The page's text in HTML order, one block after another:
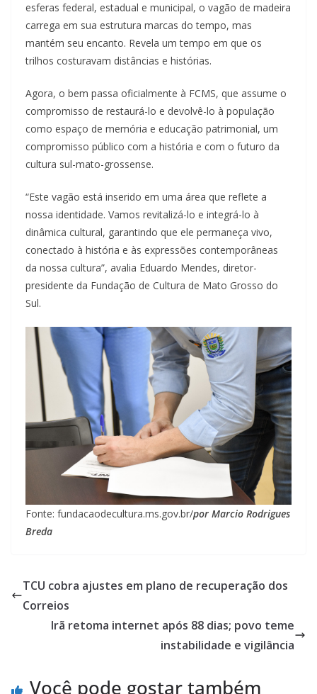
esferas federal, estadual e municipal, o vagão de madeira
carrega em sua estrutura marcas do tempo, mas
mantém seu encanto. Revela um tempo em que os
trilhos costuravam distâncias e histórias.
Agora, o bem passa oficialmente à FCMS, que assume o
compromisso de restaurá-lo e devolvê-lo à população
como espaço de memória e educação patrimonial, um
compromisso público com a história e com o futuro da
cultura sul-mato-grossense.
“Este vagão está inserido em uma área que reflete a
nossa identidade. Vamos revitalizá-lo e integrá-lo à
dinâmica cultural, garantindo que ele permaneça vivo,
conectado à história e às expressões contemporâneas
da nossa cultura”, avalia Eduardo Mendes, diretor-
presidente da Fundação de Cultura de Mato Grosso do
Sul.
Fonte: fundacaodecultura.ms.gov.br/por Marcio Rodrigues
Breda
TCU cobra ajustes em plano de recuperação dos
Correios
Irã retoma internet após 88 dias; povo teme
instabilidade e vigilância
Você pode gostar também